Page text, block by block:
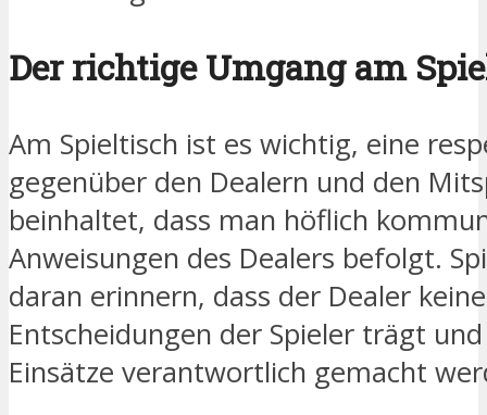
Der richtige Umgang am
Am Spieltisch ist es wichtig, eine
gegenüber den Dealern und den
beinhaltet, dass man höflich
Anweisungen des Dealers befolgt.
daran erinnern, dass der Dealer
Entscheidungen der Spieler trägt
Einsätze verantwortlich gemacht